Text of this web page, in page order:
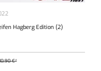
Hagberg Edition (2)
€*